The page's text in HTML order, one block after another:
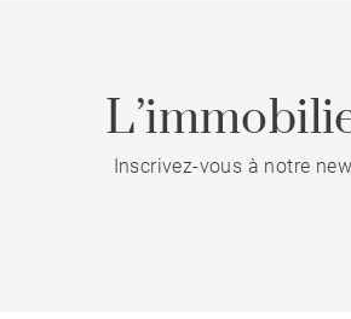
Inscrivez-vous à notre